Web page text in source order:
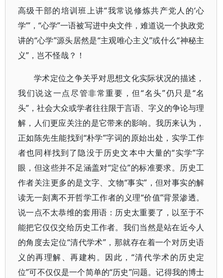
高级干部的培训班上讲“我常说修炼共产党人的‘心
学’”，“心学”一语被写进中央文件，难道说一个执政党
讲的“心学”源头居然是“主观唯心主义”或什么“神秘主
义”，岂不怪哉？！
学术定位之争关乎对思想文化实际状况的描述，
我们说这一点尽管非常重要，但“名头”仍只是“名
头”，社会大众或学者往往限于言语、字义的争论与理
解，人们更应关注的是它带来的影响。我历来认为，
正如陈先生能找到“朴学”字词的原始出处，实学工作
者也同样找到了隐没于历史文本中大量的“实学”字
眼，但这些并不足涵盖对“定位”的标准要求。历史工
作者关注更多的是文字、文物“事实”，但对事实的解
读无一刻离不开哲学工作者的义理“价值”背景渗透。
说一点不太恭维的套用语：历史太重要了，以至于不
能把它仅仅交给历史工作者。我们当然是站在近今人
的角度去定位“清代学术”，那就存在着一个对历史语
义的再理解、再建构。因此，“清代学术的历史定
位”可不仅仅是一个简单的“历史”问题。记得我的博士